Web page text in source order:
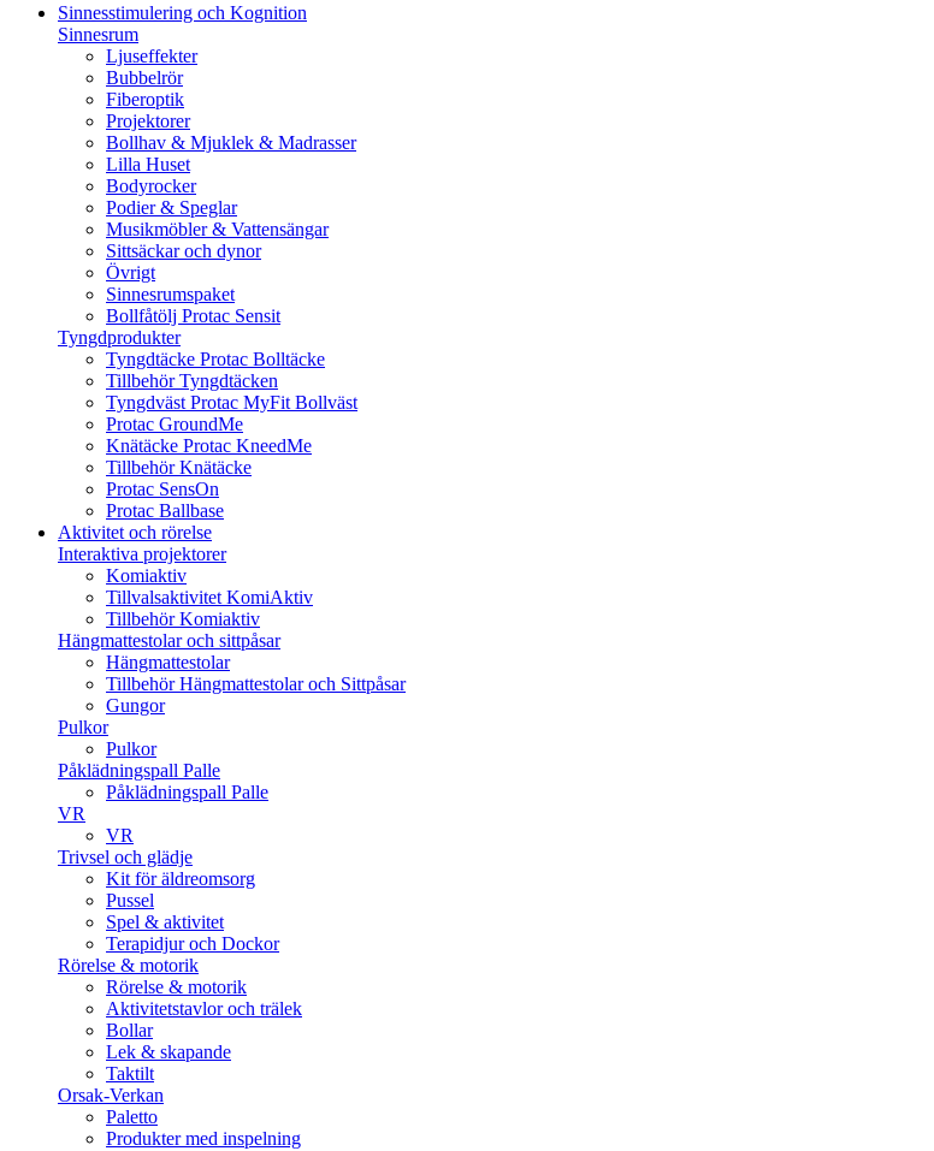
Sinnesstimulering och Kognition
Sinnesrum
Ljuseffekter
Bubbelrör
Fiberoptik
Projektorer
Bollhav & Mjuklek & Madrasser
Lilla Huset
Bodyrocker
Podier & Speglar
Musikmöbler & Vattensängar
Sittsäckar och dynor
Övrigt
Sinnesrumspaket
Bollfåtölj Protac Sensit
Tyngdprodukter
Tyngdtäcke Protac Bolltäcke
Tillbehör Tyngdtäcken
Tyngdväst Protac MyFit Bollväst
Protac GroundMe
Knätäcke Protac KneedMe
Tillbehör Knätäcke
Protac SensOn
Protac Ballbase
Aktivitet och rörelse
Interaktiva projektorer
Komiaktiv
Tillvalsaktivitet KomiAktiv
Tillbehör Komiaktiv
Hängmattestolar och sittpåsar
Hängmattestolar
Tillbehör Hängmattestolar och Sittpåsar
Gungor
Pulkor
Pulkor
Påklädningspall Palle
Påklädningspall Palle
VR
VR
Trivsel och glädje
Kit för äldreomsorg
Pussel
Spel & aktivitet
Terapidjur och Dockor
Rörelse & motorik
Rörelse & motorik
Aktivitetstavlor och trälek
Bollar
Lek & skapande
Taktilt
Orsak-Verkan
Paletto
Produkter med inspelning